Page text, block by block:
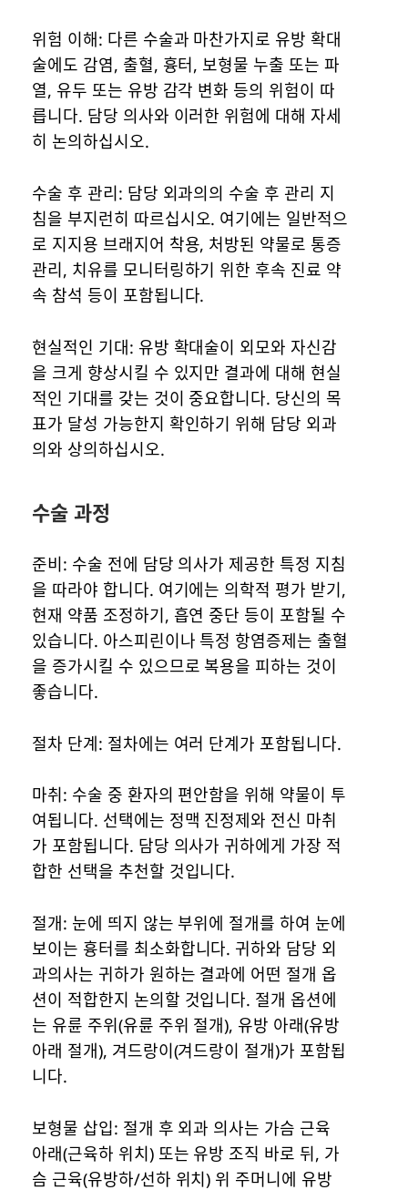
위험 이해: 다른 수술과 마찬가지로 유방 확대
술에도 감염, 출혈, 흉터, 보형물 누출 또는 파
열, 유두 또는 유방 감각 변화 등의 위험이 따
릅니다. 담당 의사와 이러한 위험에 대해 자세
히 논의하십시오.
수술 후 관리: 담당 외과의의 수술 후 관리 지
침을 부지런히 따르십시오. 여기에는 일반적으
로 지지용 브래지어 착용, 처방된 약물로 통증
관리, 치유를 모니터링하기 위한 후속 진료 약
속 참석 등이 포함됩니다.
현실적인 기대: 유방 확대술이 외모와 자신감
을 크게 향상시킬 수 있지만 결과에 대해 현실
적인 기대를 갖는 것이 중요합니다. 당신의 목
표가 달성 가능한지 확인하기 위해 담당 외과
의와 상의하십시오.
수술 과정
준비: 수술 전에 담당 의사가 제공한 특정 지침
을 따라야 합니다. 여기에는 의학적 평가 받기,
현재 약품 조정하기, 흡연 중단 등이 포함될 수
있습니다. 아스피린이나 특정 항염증제는 출혈
을 증가시킬 수 있으므로 복용을 피하는 것이
좋습니다.
절차 단계: 절차에는 여러 단계가 포함됩니다.
마취: 수술 중 환자의 편안함을 위해 약물이 투
여됩니다. 선택에는 정맥 진정제와 전신 마취
가 포함됩니다. 담당 의사가 귀하에게 가장 적
합한 선택을 추천할 것입니다.
절개: 눈에 띄지 않는 부위에 절개를 하여 눈에
보이는 흉터를 최소화합니다. 귀하와 담당 외
과의사는 귀하가 원하는 결과에 어떤 절개 옵
션이 적합한지 논의할 것입니다. 절개 옵션에
는 유륜 주위(유륜 주위 절개), 유방 아래(유방
아래 절개), 겨드랑이(겨드랑이 절개)가 포함됩
니다.
보형물 삽입: 절개 후 외과 의사는 가슴 근육
아래(근육하 위치) 또는 유방 조직 바로 뒤, 가
슴 근육(유방하/선하 위치) 위 주머니에 유방